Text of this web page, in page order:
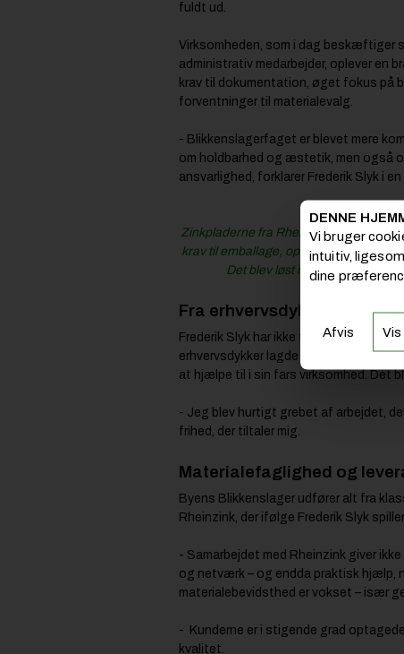
fuldt ud.
Virksomheden, som i dag beskæftiger
administrativ medarbejder, oplever en
krav til dokumentation, øget fokus på
forventninger til materialevalg.
- Blikkenslagerfaget er blevet mere
om holdbarhed og æstetik, men også
ansvarlighed, forklarer Frederik Slyk i
Læs
Zinkpladerne fra Rheinzink til facaden
krav til emballage, opbevaring og
Det blev løst i samarbejde
Fra erhvervsdykker til
Frederik Slyk har ikke fulgt den lige vej
erhvervsdykker lagde han kursen om,
at hjælpe til i sin fars virksomhed. Det
- Jeg blev hurtigt grebet af arbejdet,
frihed, der tiltaler mig.
Materialefaglighed og
Byens Blikkenslager udfører alt fra
Rheinzink, der ifølge Frederik Slyk
- Samarbejdet med Rheinzink giver
og netværk – og endda praktisk hjælp,
materialebevidsthed er vokset – især
- Kunderne er i stigende grad
kvalitet.
DENNE
Vi bruger
intuitiv,
dine
Afvis